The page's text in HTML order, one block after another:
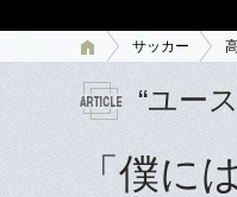
サッカー
“ユー
「僕に